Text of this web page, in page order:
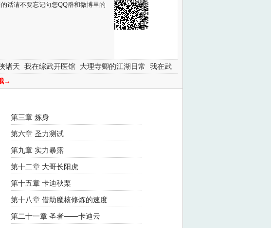
话请不要忘记向您QQ群和微博里的
诸天 我在综武开医馆 大理寺卿的江湖日常
我在武
→
第三章 炼身
第六章 圣力测试
第九章 实力暴露
第十二章 大哥长阳虎
第十五章 卡迪秋栗
第十八章 借助魔核修炼的速度
第二十一章 圣者——卡迪云